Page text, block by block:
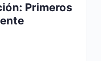
Primeros